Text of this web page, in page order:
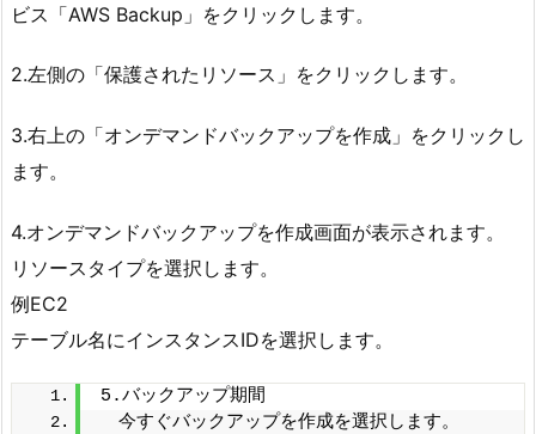
ビス「AWS Backup」をクリックします。
2.左側の「保護されたリソース」をクリックします。
3.右上の「オンデマンドバックアップを作成」をクリックし
ます。
4.オンデマンドバックアップを作成画面が表示されます。
リソースタイプを選択します。
例EC2
テーブル名にインスタンスIDを選択します。
5.バックアップ期間
今すぐバックアップを作成を選択します。